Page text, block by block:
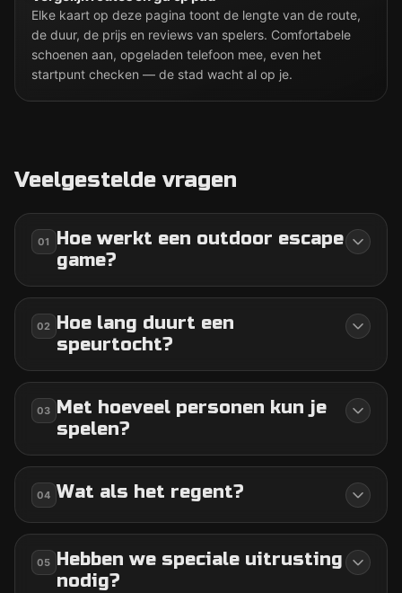
Elke kaart op deze pagina toont de lengte van de route,
de duur, de prijs en reviews van spelers. Comfortabele
schoenen aan, opgeladen telefoon mee, even het
startpunt checken — de stad wacht al op je.
Veelgestelde vragen
01
Hoe werkt een outdoor escape
game?
02 Hoe lang duurt een
speurtocht?
03 Met hoeveel personen kun je
spelen?
04 Wat als het regent?
05 Hebben we speciale uitrusting
nodig?